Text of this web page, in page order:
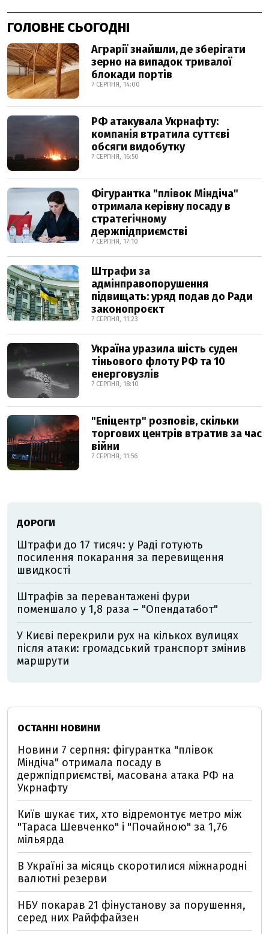
ГОЛОВНЕ СЬОГОДНІ
Аграрії знайшли, де зберігати
зерно на випадок тривалої
блокади портів
7 СЕРПНЯ, 14:00
РФ атакувала Укрнафту:
компанія втратила суттєві
обсяги видобутку
7 СЕРПНЯ, 16:50
Фігурантка "плівок Міндіча"
отримала керівну посаду в
стратегічному
держпідприємстві
7 СЕРПНЯ, 17:10
Штрафи за
адмінправопорушення
підвищать: уряд подав до Ради
законопроєкт
7 СЕРПНЯ, 11:23
Україна уразила шість суден
тіньового флоту РФ та 10
енерговузлів
7 СЕРПНЯ, 18:10
"Епіцентр" розповів, скільки
торгових центрів втратив за час
війни
7 СЕРПНЯ, 11:56
ДОРОГИ
Штрафи до 17 тисяч: у Раді готують
посилення покарання за перевищення
швидкості
Штрафів за перевантажені фури
поменшало у 1,8 раза – "Опендатабот"
У Києві перекрили рух на кількох вулицях
після атаки: громадський транспорт змінив
маршрути
ОСТАННІ НОВИНИ
Новини 7 серпня: фігурантка "плівок
Міндіча" отримала посаду в
держпідприємстві, масована атака РФ на
Укрнафту
Київ шукає тих, хто відремонтує метро між
"Тараса Шевченко" і "Почайною" за 1,76
мільярда
В Україні за місяць скоротилися міжнародні
валютні резерви
НБУ покарав 21 фінустанову за порушення,
серед них Райффайзен